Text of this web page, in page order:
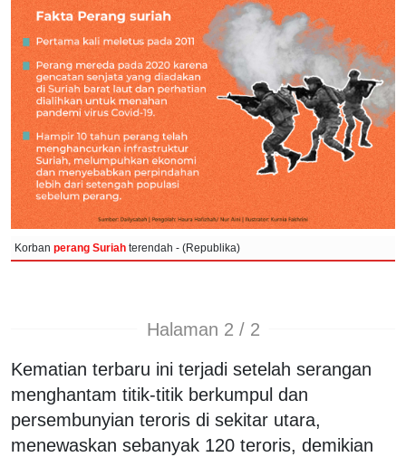
Korban perang Suriah terendah - (Republika)
Halaman 2 / 2
Kematian terbaru ini terjadi setelah serangan
menghantam titik-titik berkumpul dan
persembunyian teroris di sekitar utara,
menewaskan sebanyak 120 teroris, demikian